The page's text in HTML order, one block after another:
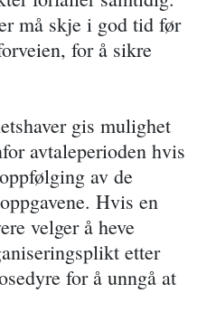
må skje i god tid før
for å sikre
gis mulighet
avtaleperioden hvis
av de
Hvis en
velger å heve
etter
for å unngå at